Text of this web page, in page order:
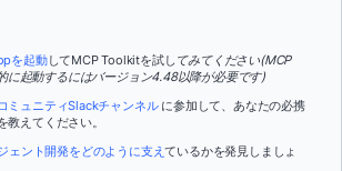
を起動してMCP Toolkitを試し てみてください(MCP
に起動するにはバージョン4.48以降が必要です)
ミュニティSlackチャンネルに参加して、あなたの必携
教えてください。
ェント開発をどのように支えているかを発見しましょ